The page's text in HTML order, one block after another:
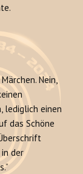
Nein,
lediglich einen
das Schöne
der